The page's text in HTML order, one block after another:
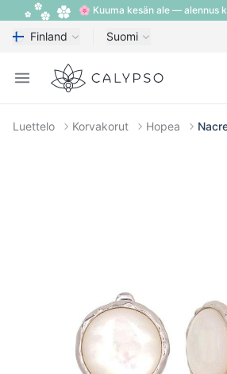
🌸 Kuuma kesän ale — alennus
Finland Suomi
Open menu
Calypso
Luettelo Korvakorut Hopea